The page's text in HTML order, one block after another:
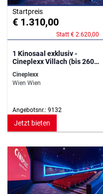
Startpreis
€ 1.310,00
Statt € 2.620,00
1 Kinosaal exklusiv -
Cineplexx Villach (bis 260
Personen)
Cineplexx
Wien Wien
Angebotsnr.: 9132
Jetzt bieten